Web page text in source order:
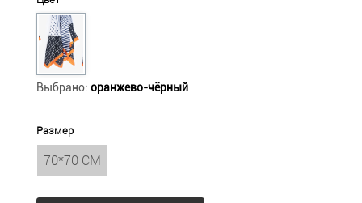
Выбрано: оранжево-чёрный
Размер
70*70 СМ